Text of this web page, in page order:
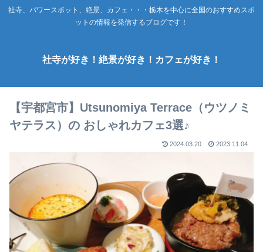
社寺、パワースポット、絶景、カフェ・・・栃木を中心に全国のおすすめスポ
ットの情報を発信するブログです！
社寺が好き！絶景が好き！カフェが好き！
【宇都宮市】Utsunomiya Terrace（ウツノミ
ヤテラス）の おしゃれカフェ3選♪
2024.03.20 2023.11.04